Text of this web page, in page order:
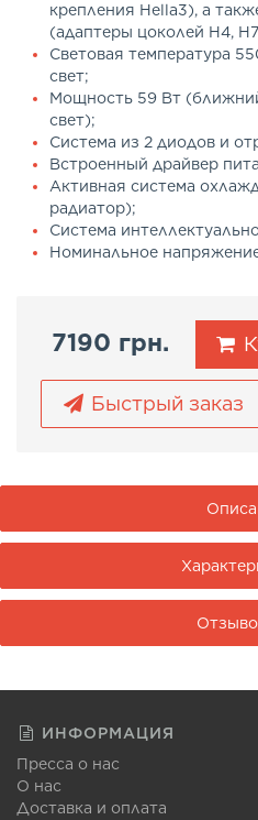
крепления Hella3), а
(адаптеры цоколей H4,
Световая температура
свет;
Мощность 59 Вт
свет);
Система из 2 диодов и
Встроенный драйвер
Активная система
радиатор);
Система
Номинальное
7190 грн.
Быстрый заказ
ИНФОРМАЦИЯ
Пресса о нас
О нас
Доставка и оплата